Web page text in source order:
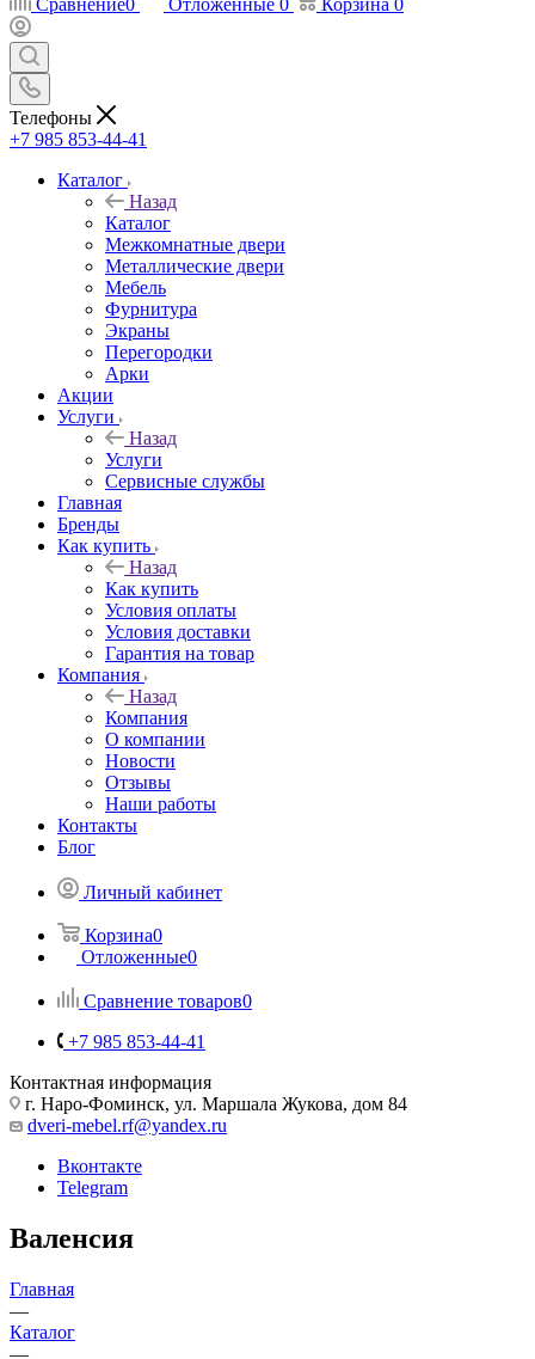
Сравнение0 Отложенные 0 Корзина 0
Телефоны
+7 985 853-44-41
Каталог
Назад
Каталог
Межкомнатные двери
Металлические двери
Мебель
Фурнитура
Экраны
Перегородки
Арки
Акции
Услуги
Назад
Услуги
Сервисные службы
Главная
Бренды
Как купить
Назад
Как купить
Условия оплаты
Условия доставки
Гарантия на товар
Компания
Назад
Компания
О компании
Новости
Отзывы
Наши работы
Контакты
Блог
Личный кабинет
Корзина0
Отложенные0
Сравнение товаров0
+7 985 853-44-41
Контактная информация
г. Наро-Фоминск, ул. Маршала Жукова, дом 84
dveri-mebel.rf@yandex.ru
Вконтакте
Telegram
Валенсия
Главная
—
Каталог
—